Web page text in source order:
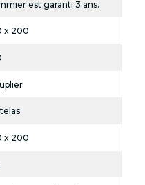
est garanti 3 ans.
x 200
x 200